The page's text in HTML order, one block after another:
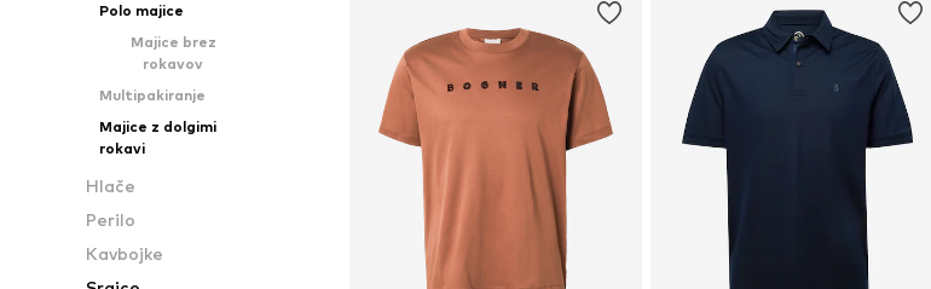
Polo majice
Majice brez
rokavov
Multipakiranje
Majice z dolgimi
rokavi
Hlače
Perilo
Kavbojke